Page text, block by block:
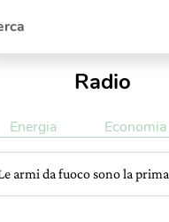
Radio
Energia
armi da fuoco sono la